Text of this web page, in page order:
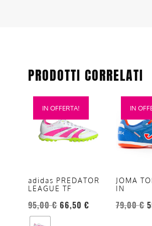
PRODOTTI CORRELATI
IN OFFERTA!
adidas PREDATOR
LEAGUE TF
95,00€ 66,50 €
Questo
prodotto
più
opzioni
possono
essere
scelte
IN
JOMA
IN
79,00€
Questo
prodotto
ha
più
varianti.
opzioni
possono
essere